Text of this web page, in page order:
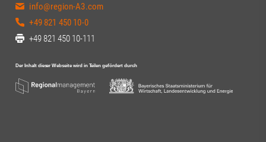
info@region-A3.com
+49 821 450 10-0
+49 821 450 10-111